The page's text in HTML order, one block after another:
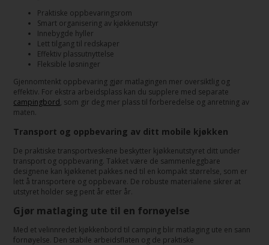
Praktiske oppbevaringsrom
Smart organisering av kjøkkenutstyr
Innebygde hyller
Lett tilgang til redskaper
Effektiv plassutnyttelse
Fleksible løsninger
Gjennomtenkt oppbevaring gjør matlagingen mer oversiktlig og
effektiv. For ekstra arbeidsplass kan du supplere med separate
campingbord, som gir deg mer plass til forberedelse og anretning av
maten.
Transport og oppbevaring av ditt mobile kjøkken
De praktiske transportveskene beskytter kjøkkenutstyret ditt under
transport og oppbevaring. Takket være de sammenleggbare
designene kan kjøkkenet pakkes ned til en kompakt størrelse, som er
lett å transportere og oppbevare. De robuste materialene sikrer at
utstyret holder seg pent år etter år.
Gjør matlaging ute til en fornøyelse
Med et velinnredet kjøkkenbord til camping blir matlaging ute en sann
fornøyelse. Den stabile arbeidsflaten og de praktiske